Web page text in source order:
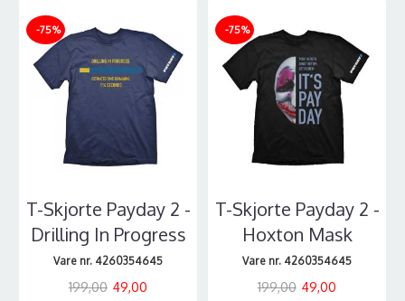
-75%
T-Skjorte Payday 2 -
Drilling In Progress
Vare nr. 4260354645
199,00 49,00
-75%
T-Skjorte Payday 2 -
Hoxton Mask
Vare nr. 4260354645
199,00 49,00